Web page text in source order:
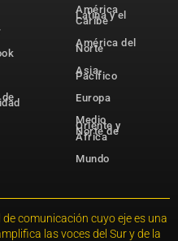
de
América
Latina y el
Caribe
América del
Norte
Asia-
Pacífico
Europa
Medio
Oriente y
Norte de
África
Mundo
comunicación cuyo eje es una
las voces del Sur y de la